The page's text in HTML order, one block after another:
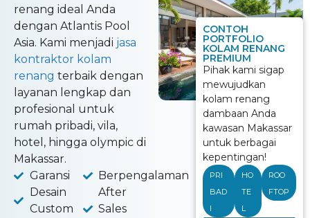
renang ideal Anda
dengan Atlantis Pool
Asia. Kami menjadi jasa
kontraktor kolam
renang terbaik dengan
layanan lengkap dan
profesional untuk
rumah pribadi, vila,
hotel, hingga olympic di
Makassar.
Garansi
Desain
Custom
Berpengalaman
After
Sales
CONTOH
PORTFOLIO
KOLAM RENANG
PREMIUM
Pihak kami sigap
mewujudkan
kolam renang
dambaan Anda
kawasan Makassar
untuk berbagai
kepentingan!
PRI
BAD
I
HO
TE
L
ROO
FTOP